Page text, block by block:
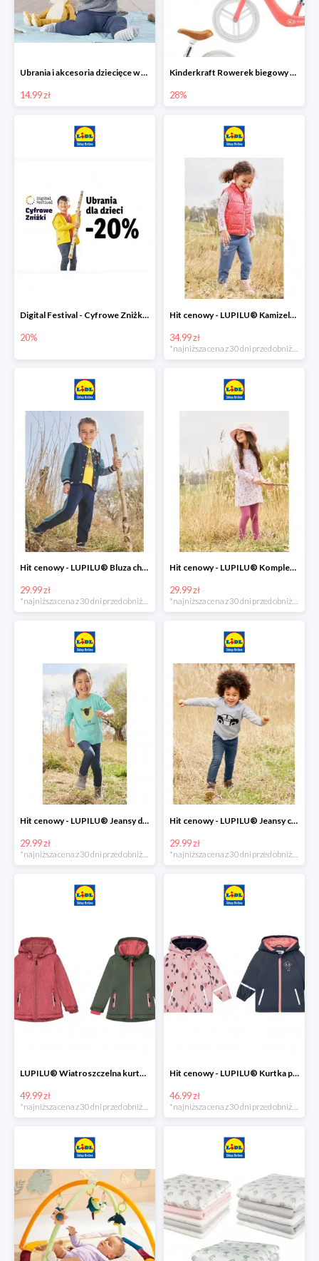
Ubrania i akcesoria dziecięce w Lidlu Online od 14,99 zł
14.99 zł
Kinderkraft Rowerek biegowy Fly
28%
Digital Festival - Cyfrowe Zniżki Ubrania dla dzieci w Lidlu -20%
20%
Hit cenowy - LUPILU® Kamizelka pikowana dziewczęca
34.99 zł
Hit cenowy - LUPILU® Bluza chłopięca w stylu college
29.99 zł
*najniższa cena z 30 dni przed obniżką
Hit cenowy - LUPILU® Komplet dziewczęcy (sukienka + legginsy)
29.99 zł
*najniższa cena z 30 dni przed obniżką
Hit cenowy - LUPILU® Jeansy dziewczęce slim fit
29.99 zł
Hit cenowy - LUPILU® Jeansy chłopięce slim fit
29.99 zł
LUPILU® Wiatroszczelna kurtka dziecięca softshell, 1 sztuka
49.99 zł
Hit cenowy - LUPILU® Kurtka przeciwdeszczowa dziewczęca, 1 sztuka
46.99 zł